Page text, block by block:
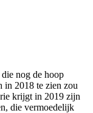
die nog de hoop
in 2018 te zien zou
krijgt in 2019 zijn
die vermoedelijk